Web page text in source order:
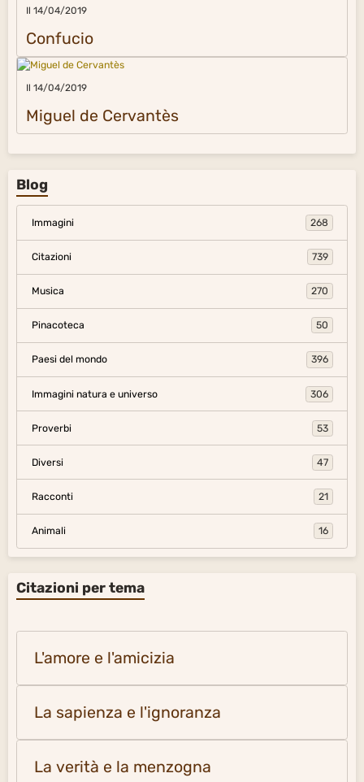
Il 14/04/2019
Confucio
Il 14/04/2019
Miguel de Cervantès
Blog
Immagini 268
Citazioni 739
Musica 270
Pinacoteca 50
Paesi del mondo 396
Immagini natura e universo 306
Proverbi 53
Diversi 47
Racconti 21
Animali 16
Citazioni per tema
L'amore e l'amicizia
La sapienza e l'ignoranza
La verità e la menzogna